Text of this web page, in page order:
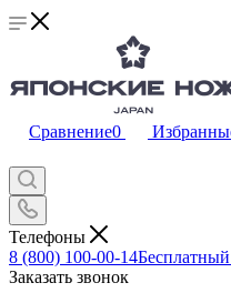
Сравнение0
Телефоны
8 (800) 100-00-14
Заказать звонок